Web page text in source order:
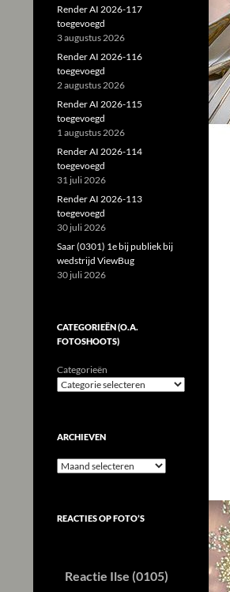
Render AI 2026-117
toegevoegd
3 augustus 2026
Render AI 2026-116
toegevoegd
2 augustus 2026
Render AI 2026-115
toegevoegd
1 augustus 2026
Render AI 2026-114
toegevoegd
31 juli 2026
Render AI 2026-113
toegevoegd
30 juli 2026
Saar (0301) 1e bij publiek bij
wedstrijd ViewBug
30 juli 2026
CATEGORIEËN (O.A.
FOTOSHOOTS)
Categorieën
ARCHIEVEN
Archieven
REACTIES OP FOTO’S
Reactie Ilse (0105)